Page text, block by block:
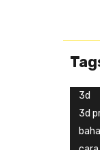
3d
3d